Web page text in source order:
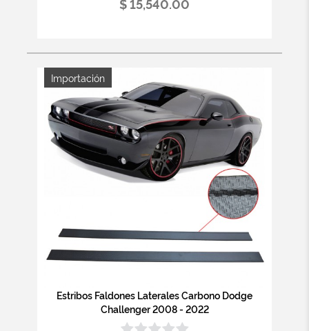
$ 15,540.00
Importación
Estribos Faldones Laterales Carbono Dodge
Challenger 2008 - 2022